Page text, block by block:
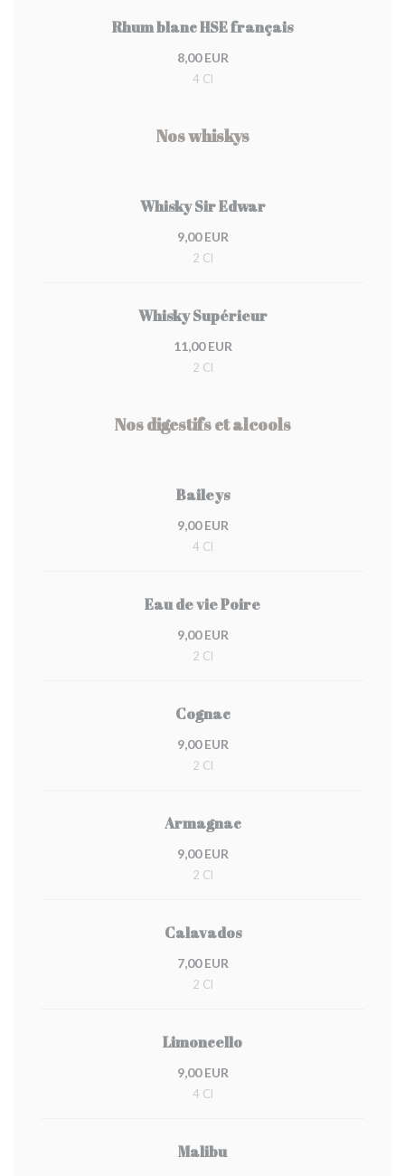
Rhum blanc HSE français
8,00 EUR
4 Cl
Nos whiskys
Whisky Sir Edwar
9,00 EUR
2 Cl
Whisky Supérieur
11,00 EUR
2 Cl
Nos digestifs et alcools
Baileys
9,00 EUR
4 Cl
Eau de vie Poire
9,00 EUR
2 Cl
Cognac
9,00 EUR
2 Cl
Armagnac
9,00 EUR
2 Cl
Calavados
7,00 EUR
2 Cl
Limoncello
9,00 EUR
4 Cl
Malibu